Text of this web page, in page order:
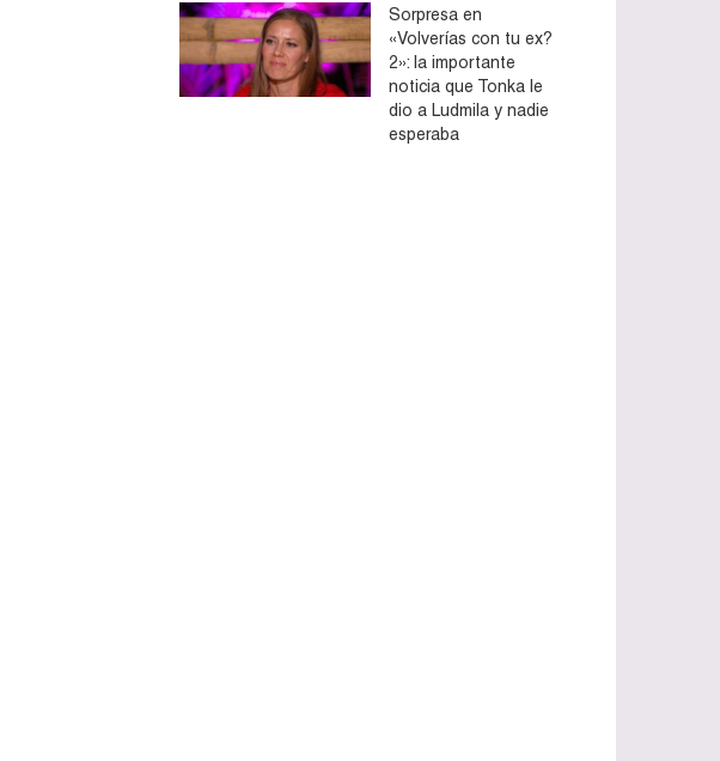
Sorpresa en
«Volverías con tu ex?
2»: la importante
noticia que Tonka le
dio a Ludmila y nadie
esperaba